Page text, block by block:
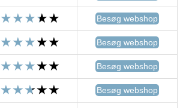
Besøg webshop
Besøg webshop
Besøg webshop
Besøg webshop